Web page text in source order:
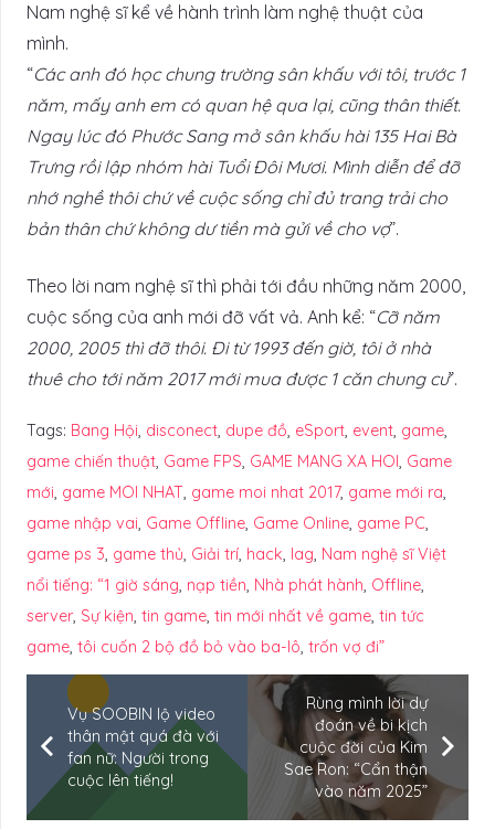
Nam nghệ sĩ kể về hành trình làm nghệ thuật của
mình.
“Các anh đó học chung trường sân khấu với tôi, trước 1
năm, mấy anh em có quan hệ qua lại, cũng thân thiết.
Ngay lúc đó Phước Sang mở sân khấu hài 135 Hai Bà
Trưng rồi lập nhóm hài Tuổi Đôi Mươi. Mình diễn để đỡ
nhớ nghề thôi chứ về cuộc sống chỉ đủ trang trải cho
bản thân chứ không dư tiền mà gửi về cho vợ”.
Theo lời nam nghệ sĩ thì phải tới đầu những năm 2000,
cuộc sống của anh mới đỡ vất vả. Anh kể: “Cỡ năm
2000, 2005 thì đỡ thôi. Đi từ 1993 đến giờ, tôi ở nhà
thuê cho tới năm 2017 mới mua được 1 căn chung cư”.
Tags: Bang Hội, disconect, dupe đồ, eSport, event, game,
game chiến thuật, Game FPS, GAME MANG XA HOI, Game
mới, game MOI NHAT, game moi nhat 2017, game mới ra,
game nhập vai, Game Offline, Game Online, game PC,
game ps 3, game thủ, Giải trí, hack, lag, Nam nghệ sĩ Việt
nổi tiếng: “1 giờ sáng, nạp tiền, Nhà phát hành, Offline,
server, Sự kiện, tin game, tin mới nhất về game, tin tức
game, tôi cuốn 2 bộ đồ bỏ vào ba-lô, trốn vợ đi”
Vụ SOOBIN lộ video
thân mật quá đà với
fan nữ: Người trong
cuộc lên tiếng!
Rùng mình lời dự
đoán về bi kịch
cuộc đời của Kim
Sae Ron: “Cẩn thận
vào năm 2025”